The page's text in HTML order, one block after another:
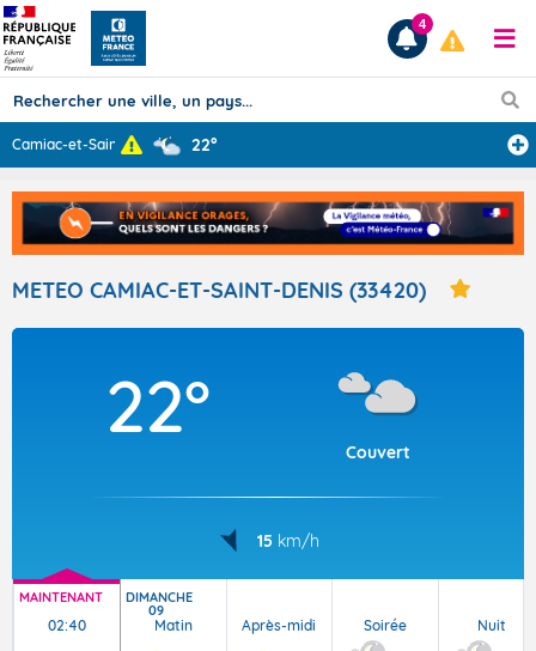
Prévisions
TOUS LES RÉSULTATS
Articles
4
Camiac-et-Saint... 22°
METEO CAMIAC-ET-SAINT-DENIS (33420)
22°
Couvert
15 km/h
MAINTENANT
02:40
DIMANCHE
09
Matin Après-midi Soirée Nuit